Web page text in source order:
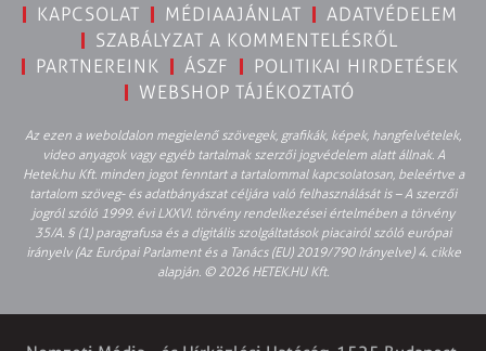
KAPCSOLAT MÉDIAAJÁNLAT
ADATVÉDELEM
SZABÁLYZAT A KOMMENTELÉSRŐL
PARTNEREINK
ÁSZF
POLITIKAI HIRDETÉSEK
WEBSHOP TÁJÉKOZTATÓ
Az ezen a weboldalon megjelenő szövegek, grafikák, képek, hangfelvételek,
video anyagok vagy egyéb tartalmak szerzői jogvédelem alatt állnak. A
Hetek.hu Kft. minden jogot fenntart a tartalommal kapcsolatosan, beleértve a
tartalom szöveg- és adatbányászat céljára való felhasználását is – A szerzői
jogról szóló 1999. évi LXXVI. törvény rendelkezései értelmében a törvény
35/A. § (1) paragrafusa és a digitális szolgáltatások piacairól szóló európai
irányelv (Az Európai Parlament és a Tanács (EU) 2019/790 Irányelve) 4. cikke
alapján. © 2026 HETEK.HU Kft.